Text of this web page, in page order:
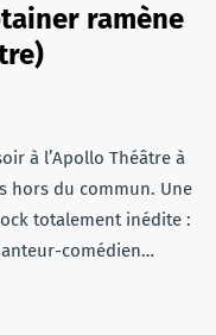
ramène
à l’Apollo Théâtre à
hors du commun. Une
totalement inédite :
comédien…